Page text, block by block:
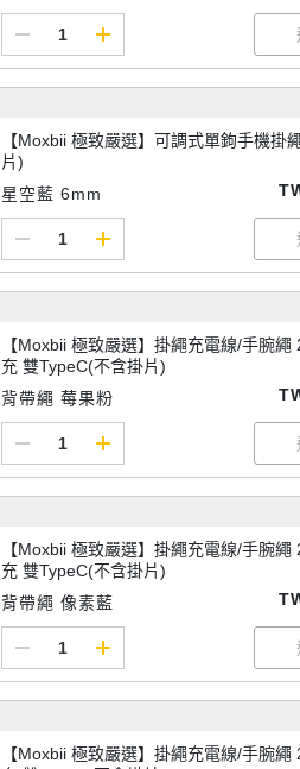
【Moxbii 極致嚴選】可調式單鉤手機掛
片)
星空藍 6mm
【Moxbii 極致嚴選】掛繩充電線/手腕繩
充 雙TypeC(不含掛片)
背帶繩 莓果粉
【Moxbii 極致嚴選】掛繩充電線/手腕繩
充 雙TypeC(不含掛片)
背帶繩 像素藍
【Moxbii 極致嚴選】掛繩充電線/手腕繩